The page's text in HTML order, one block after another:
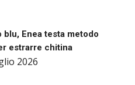
blu, Enea testa metodo
estrarre chitina
2026